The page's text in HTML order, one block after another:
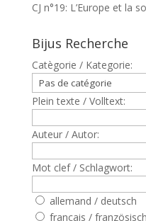
CJ n°19: L’Europe et la
Bijus Recherche
Catègorie / Kategorie:
Plein texte / Volltext:
Auteur / Autor:
Mot clef / Schlagwort:
allemand / deutsch
francais / französisch